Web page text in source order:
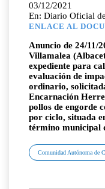
03/12/2021
En: Diario Oficial
ENLACE AL
Anuncio de 24/11/
Villamalea
expediente para
evaluación de
ordinario,
Encarnación
pollos de engorde
por ciclo, situada
término municipal
Comunidad Autónoma de